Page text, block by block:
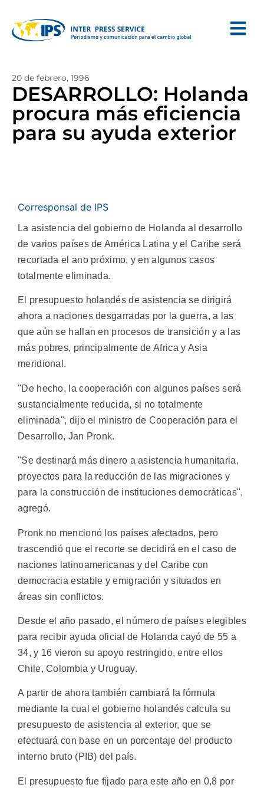
20 de febrero, 1996
DESARROLLO: Holanda
procura más eficiencia
para su ayuda exterior
Corresponsal de IPS
La asistencia del gobierno de Holanda al desarrollo
de varios países de América Latina y el Caribe será
recortada el ano próximo, y en algunos casos
totalmente eliminada.
El presupuesto holandés de asistencia se dirigirá
ahora a naciones desgarradas por la guerra, a las
que aún se hallan en procesos de transición y a las
más pobres, principalmente de Africa y Asia
meridional.
"De hecho, la cooperación con algunos países será
sustancialmente reducida, si no totalmente
eliminada", dijo el ministro de Cooperación para el
Desarrollo, Jan Pronk.
"Se destinará más dinero a asistencia humanitaria,
proyectos para la reducción de las migraciones y
para la construcción de instituciones democráticas",
agregó.
Pronk no mencionó los países afectados, pero
trascendió que el recorte se decidirá en el caso de
naciones latinoamericanas y del Caribe con
democracia estable y emigración y situados en
áreas sin conflictos.
Desde el año pasado, el número de países elegibles
para recibir ayuda oficial de Holanda cayó de 55 a
34, y 16 vieron su apoyo restringido, entre ellos
Chile, Colombia y Uruguay.
A partir de ahora también cambiará la fórmula
mediante la cual el gobierno holandés calcula su
presupuesto de asistencia al exterior, que se
efectuará con base en un porcentaje del producto
interno bruto (PIB) del país.
El presupuesto fue fijado para este año en 0,8 por